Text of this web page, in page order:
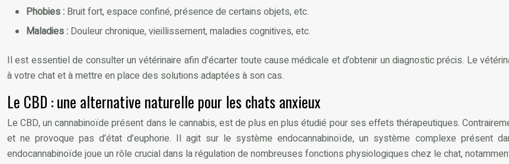
Phobies : Bruit fort, espace confiné, présence de certains objets, etc.
Maladies : Douleur chronique, vieillissement, maladies cognitives, etc.
Il est essentiel de consulter un vétérinaire afin d’écarter toute cause médicale et d’obtenir un diagnostic précis. Le
à votre chat et à mettre en place des solutions adaptées à son cas.
Le CBD : une alternative naturelle pour les chats anxieux
Le CBD, un cannabinoïde présent dans le cannabis, est de plus en plus étudié pour ses effets thérapeutiques.
et ne provoque pas d’état d’euphorie. Il agit sur le système endocannabinoïde, un système complexe
endocannabinoïde joue un rôle crucial dans la régulation de nombreuses fonctions physiologiques chez le chat,